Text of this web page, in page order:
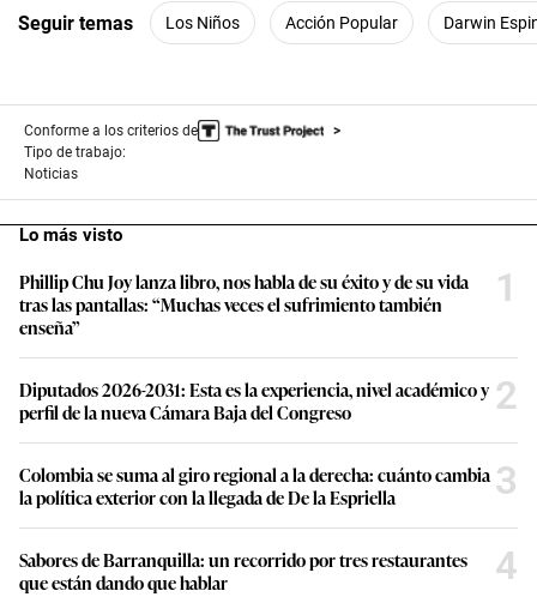
Seguir temas Los Niños Acción Popular Darwin
Conforme a los criterios de
Tipo de trabajo:
Noticias
Lo más visto
Phillip Chu Joy lanza libro, nos habla de su éxito y de su vida
tras las pantallas: “Muchas veces el sufrimiento también
enseña”
1
Diputados 2026-2031: Esta es la experiencia, nivel académico y
perfil de la nueva Cámara Baja del Congreso
2
Colombia se suma al giro regional a la derecha: cuánto cambia
la política exterior con la llegada de De la Espriella
3
Sabores de Barranquilla: un recorrido por tres restaurantes
que están dando que hablar
4